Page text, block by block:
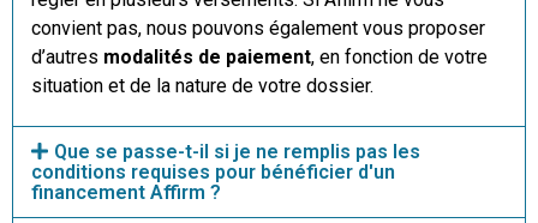
convient pas, nous pouvons également vous proposer
d’autres modalités de paiement, en fonction de votre
situation et de la nature de votre dossier.
Que se passe-t-il si je ne remplis pas les
conditions requises pour bénéficier d'un
financement Affirm ?